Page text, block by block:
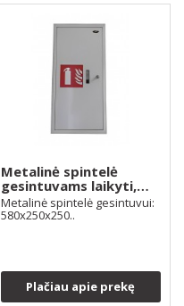
Metalinė spintelė
gesintuvams laikyti,
dydis: 580x250x250
Metalinė spintelė gesintuvui:
580x250x250..
Plačiau apie prekę